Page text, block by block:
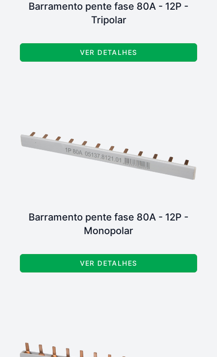
Barramento pente fase 80A - 12P -
Tripolar
VER DETALHES
Barramento pente fase 80A - 12P -
Monopolar
VER DETALHES